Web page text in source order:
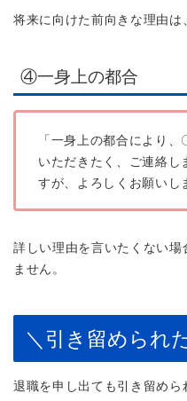
将来に向けた前向きな理由は
④一身上の都合
「一身上の都合により
いただきたく、ご連絡し
すが、よろしくお願いし
詳しい理由を言いたくない場
ません。
＼引き留められ
退職を申し出ても引き留めら